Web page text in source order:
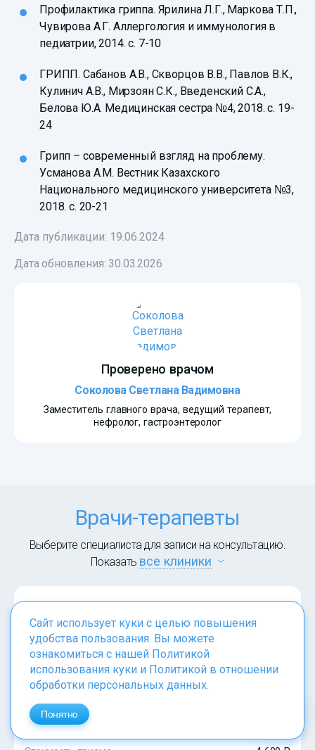
Профилактика гриппа. Ярилина Л.Г., Маркова Т.П.,
Чувирова А.Г. Аллергология и иммунология в
педиатрии, 2014. с. 7-10
ГРИПП. Сабанов А.В., Скворцов В.В., Павлов В.К.,
Кулинич А.В., Мирзоян С.К., Введенский С.А.,
Белова Ю.А. Медицинская сестра №4, 2018. с. 19-
24
Грипп – современный взгляд на проблему.
Усманова А.М. Вестник Казахского
Национального медицинского университета №3,
2018. с. 20-21
Дата публикации: 19.06.2024
Дата обновления:30.03.2026
Проверено врачом
Соколова Светлана Вадимовна
Заместитель главного врача, ведущий терапевт,
нефролог, гастроэнтеролог
Врачи-терапевты
Выберите специалиста для записи на консультацию.
Показать все клиники
Стаж 38 лет, 67 отзывов
Заместитель главного врача, ведущий терапевт,
нефролог, гастроэнтеролог
ОН КЛИНИК на Парке Культуры
Сайт использует куки с целью повышения
удобства пользования. Вы можете
ознакомиться с нашей Политикой
использования куки и Политикой в отношении
обработки персональных данных.
Понятно